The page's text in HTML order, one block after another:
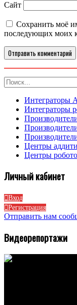
Сайт
Сохранить моё
последующих моих
Интеграторы
Интеграторы
Центры
Центры
Личный кабинет
Вход
Регистрация
Отправить нам
Видеорепортажи